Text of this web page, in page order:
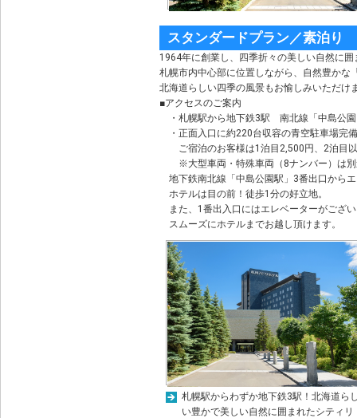
スタンダードプラン／素泊り
1964年に創業し、四季折々の美しい自然に
札幌市内中心部に位置しながら、自然豊かな
北海道らしい四季の風景もお愉しみいただけ
■アクセスのご案内
・札幌駅から地下鉄3駅 南北線「中島公園
・正面入口に約220台収容の青空駐車場完
ご宿泊のお客様は1泊目2,500円、2泊目
※大型車両・特殊車両（8ナンバー）は別
地下鉄南北線「中島公園駅」3番出口から
ホテルは目の前！徒歩1分の好立地。
また、1番出入口にはエレベーターがござ
スムーズにホテルまでお越し頂けます。
札幌駅からわずか地下鉄3駅！北海道ら
い豊かで美しい自然に囲まれたシティリ